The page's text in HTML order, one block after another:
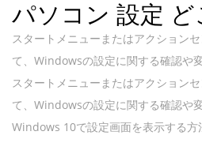
パソコン 設定 ど
スタートメニューまたはアクション
て、Windowsの設定に関する確認や
スタートメニューまたはアクション
て、Windowsの設定に関する確認や
Windows 10で設定画面を表示する